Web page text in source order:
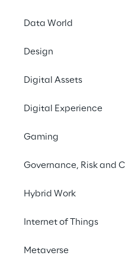
Data World
Design
Digital Assets
Digital Experience
Gaming
Governance, Risk and
Hybrid Work
Internet of Things
Metaverse